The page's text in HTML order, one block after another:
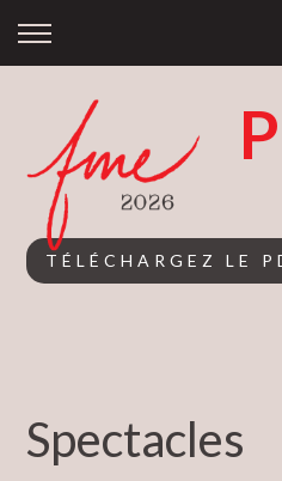
TÉLÉCHARGEZ LE
Spectacles